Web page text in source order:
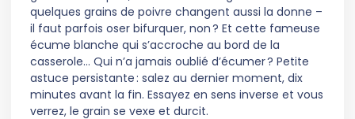
quelques grains de poivre changent aussi la donne –
il faut parfois oser bifurquer, non ? Et cette fameuse
écume blanche qui s’accroche au bord de la
casserole… Qui n’a jamais oublié d’écumer ? Petite
astuce persistante : salez au dernier moment, dix
minutes avant la fin. Essayez en sens inverse et vous
verrez, le grain se vexe et durcit.